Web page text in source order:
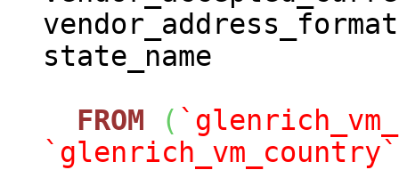
vendor_address_format
state_name
FROM
(
`glenrich_vm_country`